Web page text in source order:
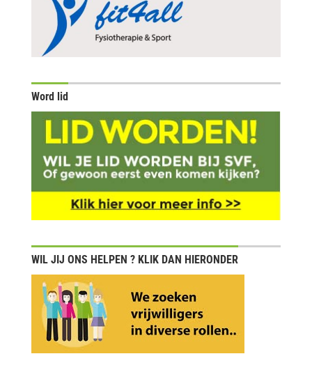
Word lid
WIL JIJ ONS HELPEN ? KLIK DAN HIERONDER